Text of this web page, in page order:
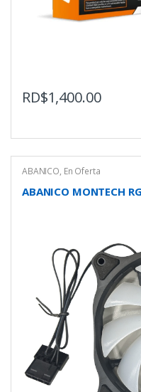
RD$1,400.00
ABANICO, En Oferta
ABANICO MONTECH